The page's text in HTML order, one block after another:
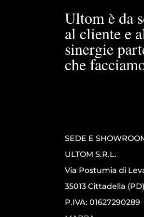
Ultom è da
al cliente e
sinergie
che
SEDE E
ULTOM S.R.L.
Via Postumia di
35013 Cittadella
P.IVA: 01627290289